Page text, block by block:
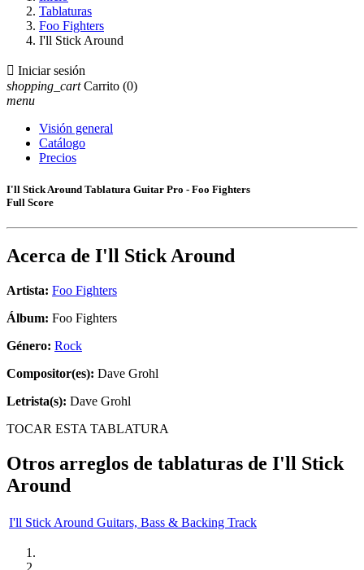
Tablaturas
Foo Fighters
I'll Stick Around
 Iniciar sesión
shopping_cart Carrito (0)
menu
Visión general
Catálogo
Precios
I'll Stick Around Tablatura Guitar Pro - Foo Fighters
Full Score
Acerca de I'll Stick Around
Artista: Foo Fighters
Álbum: Foo Fighters
Género: Rock
Compositor(es): Dave Grohl
Letrista(s): Dave Grohl
TOCAR ESTA TABLATURA
Otros arreglos de tablaturas de I'll Stick
Around
I'll Stick Around Guitars, Bass & Backing Track